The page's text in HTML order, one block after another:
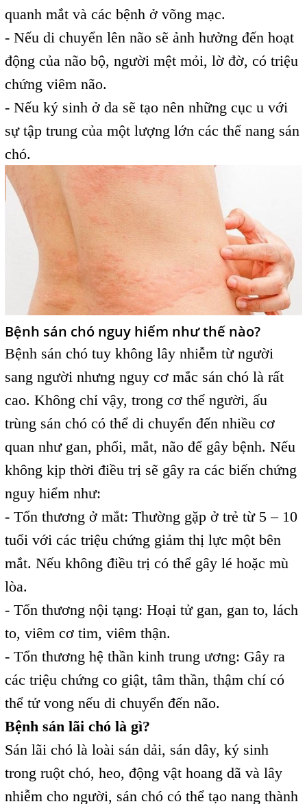
quanh mắt và các bệnh ở võng mạc.
- Nếu di chuyển lên não sẽ ảnh hưởng đến hoạt
động của não bộ, người mệt mỏi, lờ đờ, có triệu
chứng viêm não.
- Nếu ký sinh ở da sẽ tạo nên những cục u với
sự tập trung của một lượng lớn các thể nang sán
chó.
Bệnh sán chó nguy hiểm như thế nào?
Bệnh sán chó tuy không lây nhiễm từ người
sang người nhưng nguy cơ mắc sán chó là rất
cao. Không chỉ vậy, trong cơ thể người, ấu
trùng sán chó có thể di chuyển đến nhiều cơ
quan như gan, phổi, mắt, não để gây bệnh. Nếu
không kịp thời điều trị sẽ gây ra các biến chứng
nguy hiểm như:
- Tổn thương ở mắt: Thường gặp ở trẻ từ 5 – 10
tuổi với các triệu chứng giảm thị lực một bên
mắt. Nếu không điều trị có thể gây lé hoặc mù
lòa.
- Tổn thương nội tạng: Hoại tử gan, gan to, lách
to, viêm cơ tim, viêm thận.
- Tổn thương hệ thần kinh trung ương: Gây ra
các triệu chứng co giật, tâm thần, thậm chí có
thể tử vong nếu di chuyển đến não.
Bệnh sán lãi chó là gì?
Sán lãi chó là loài sán dải, sán dây, ký sinh
trong ruột chó, heo, động vật hoang dã và lây
nhiễm cho người, sán chó có thể tạo nang thành